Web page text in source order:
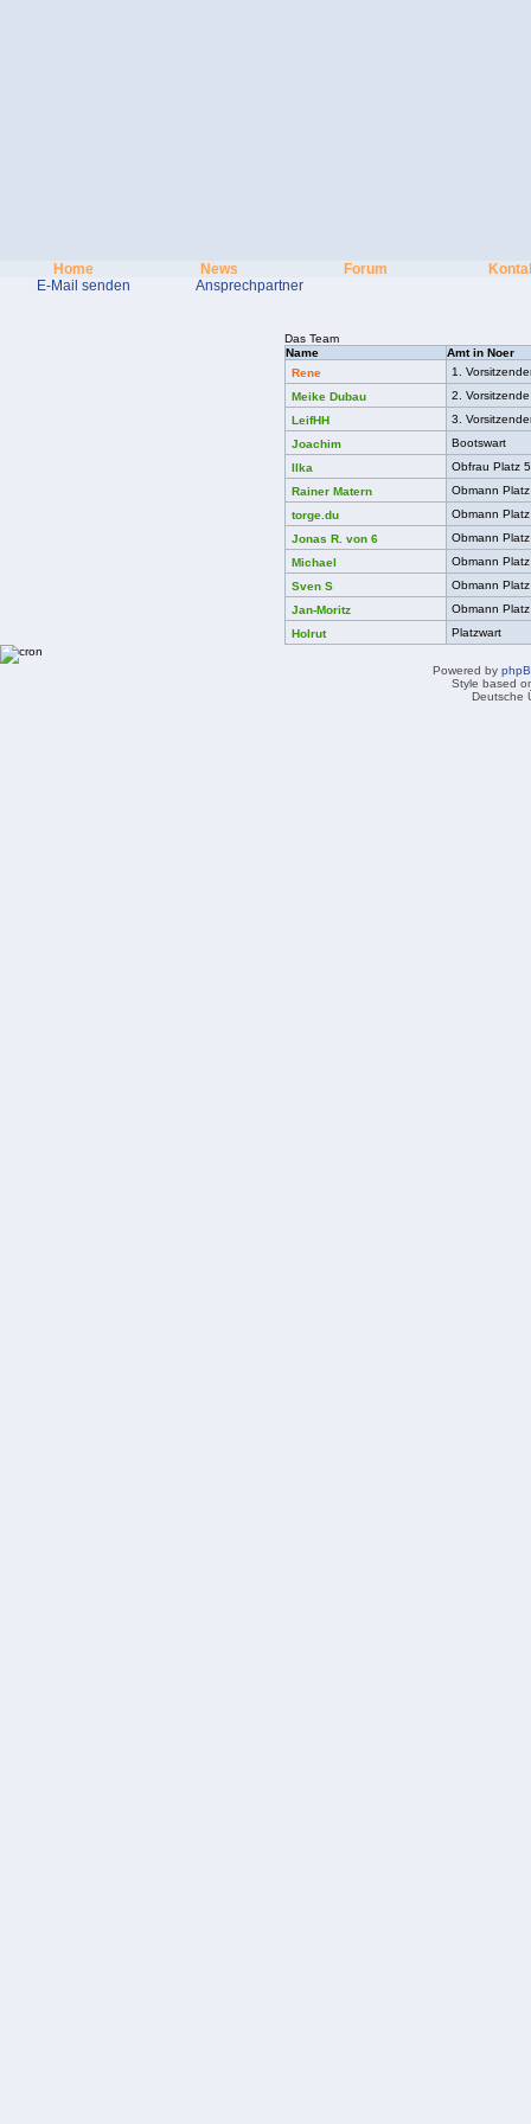
Home News Forum
E-Mail senden
Ansprechpartner
Das Team
Name
Amt in Noer
Rene
1.
Meike Dubau
2. Vorsitzende
LeifHH
3.
Joachim
Bootswart
Ilka
Obfrau Platz 5
Rainer Matern
Obmann
torge.du
Obmann
Jonas R. von 6
Obmann
Michael
Obmann
Sven S
Obmann
Jan-Moritz
Obmann
Holrut
Platzwart
Powered by
Style based
Deutsche